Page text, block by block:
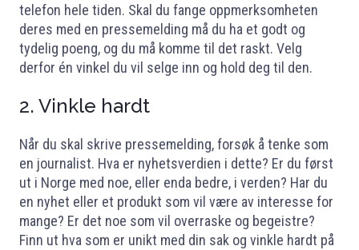
telefon hele tiden. Skal du fange oppmerksomheten
deres med en pressemelding må du ha et godt og
tydelig poeng, og du må komme til det raskt. Velg
derfor én vinkel du vil selge inn og hold deg til den.
2. Vinkle hardt
Når du skal skrive pressemelding, forsøk å tenke som
en journalist. Hva er nyhetsverdien i dette? Er du først
ut i Norge med noe, eller enda bedre, i verden? Har du
en nyhet eller et produkt som vil være av interesse for
mange? Er det noe som vil overraske og begeistre?
Finn ut hva som er unikt med din sak og vinkle hardt på